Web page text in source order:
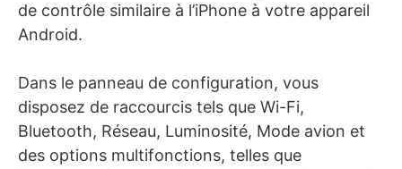
de contrôle similaire à l’iPhone à votre appareil
Android.
Dans le panneau de configuration, vous
disposez de raccourcis tels que Wi-Fi,
Bluetooth, Réseau, Luminosité, Mode avion et
des options multifonctions, telles que